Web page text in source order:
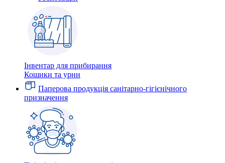
Інвентар для прибирання
Кошики та урни
Паперова продукція санітарно-гігієнічного
призначення